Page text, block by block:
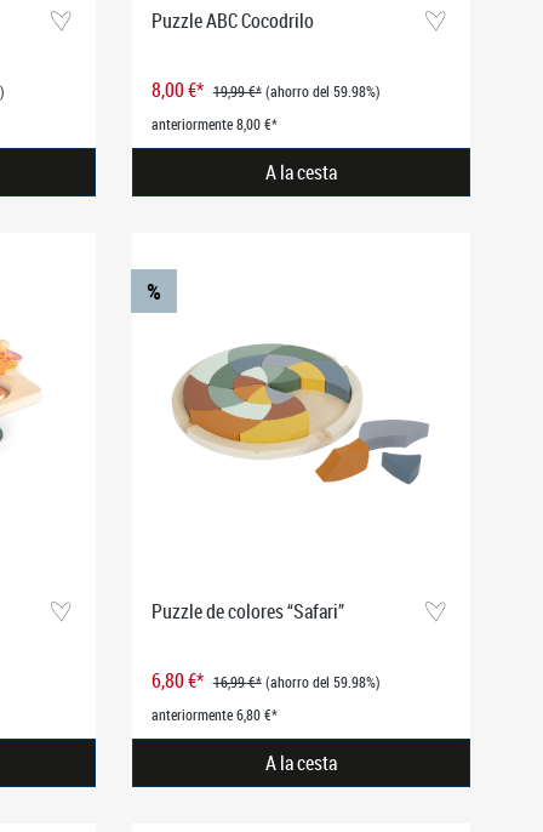
Puzzle ABC Cocodrilo
8,00 €* 19,99 €* (ahorro del 59.98%)
anteriormente 8,00 €*
A la cesta
%
Puzzle de colores “Safari”
6,80 €* 16,99 €* (ahorro del 59.98%)
anteriormente 6,80 €*
A la cesta